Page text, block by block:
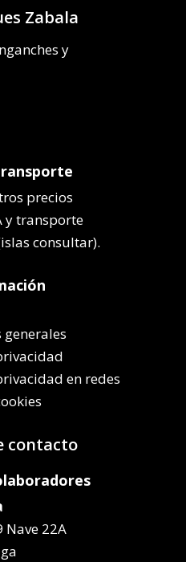
Zabala
y
precios
y transporte
consultar).
generales
en redes
contacto
Nave 22A